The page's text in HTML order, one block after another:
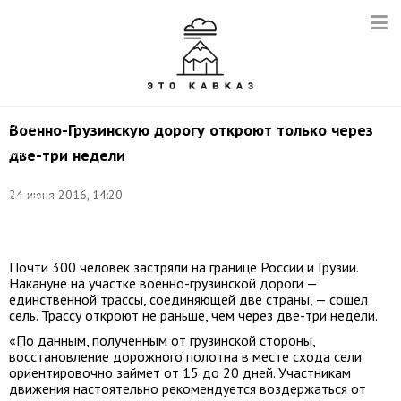
Военно-Грузинскую дорогу откроют только через
две-три недели
24 июня 2016, 14:20
служба
ГУ
МЧС
Северная-
Почти 300 человек застряли на границе России и Грузии.
Накануне на участке военно-грузинской дороги —
единственной трассы, соединяющей две страны, — сошел
сель. Трассу откроют не раньше, чем через две-три недели.
«По данным, полученным от грузинской стороны,
восстановление дорожного полотна в месте схода сели
ориентировочно займет от 15 до 20 дней. Участникам
движения настоятельно рекомендуется воздержаться от